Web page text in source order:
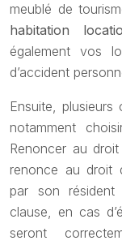
meublé de
habitation
également vos
d’accident
Ensuite,
notamment
Renoncer au
renonce au droit
par son
clause, en cas
seront